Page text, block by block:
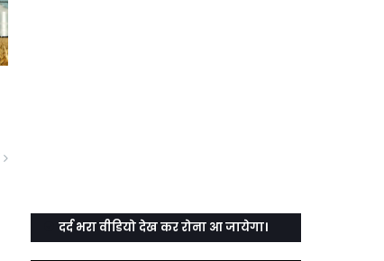
दर्द भरा वीडियो देख कर रोना आ जायेगा।